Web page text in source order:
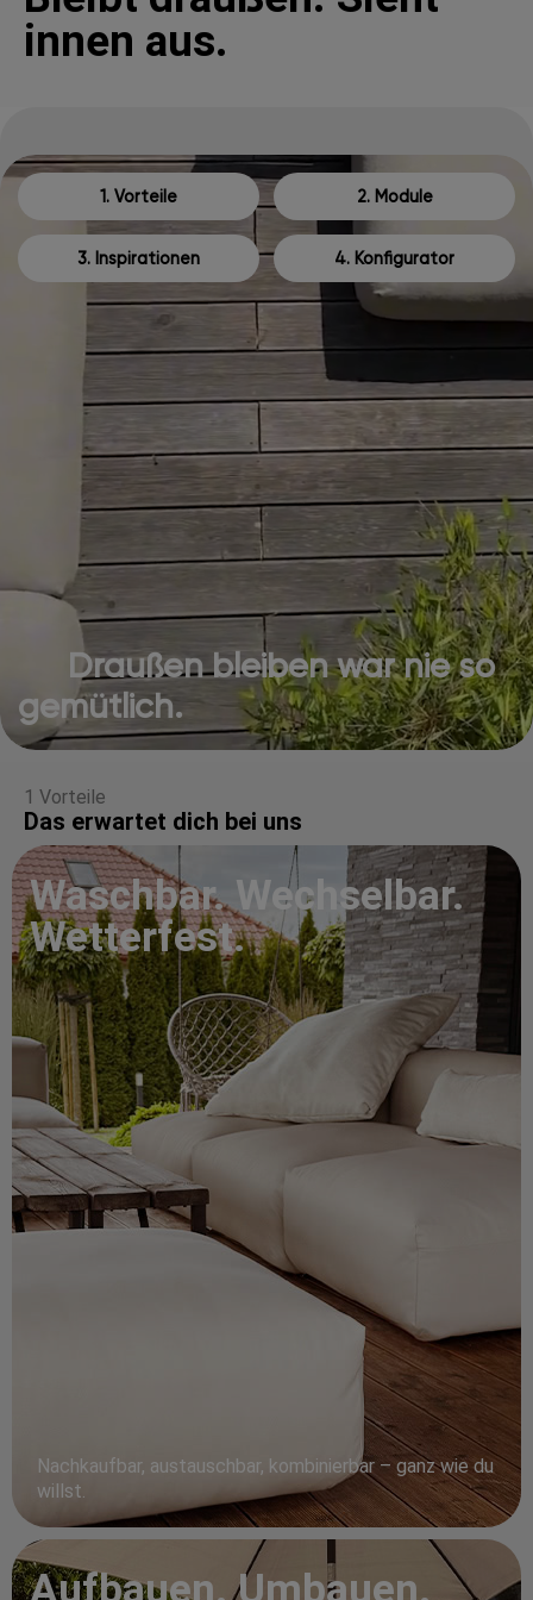
innen aus.
1. Vorteile 2. Module
3. Inspirationen 4. Konfigurator
Draußen bleiben war nie so
gemütlich.
1 Vorteile
Das erwartet dich bei uns
Waschbar. Wechselbar.
Wetterfest.
Nachkaufbar, austauschbar, kombinierbar – ganz wie du
willst.
Aufbauen. Umbauen.